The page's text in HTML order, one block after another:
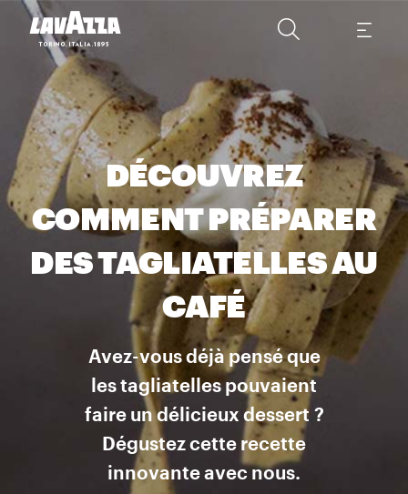
DÉCOUVREZ
COMMENT PRÉPARER
DES TAGLIATELLES AU
CAFÉ
Avez-vous déjà pensé que
les tagliatelles pouvaient
faire un délicieux dessert ?
Dégustez cette recette
innovante avec nous.